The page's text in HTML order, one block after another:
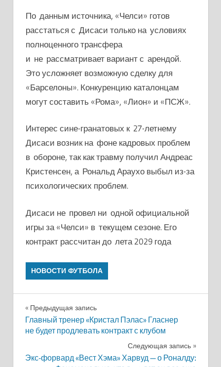
По данным источника, «Челси» готов
расстаться с Дисаси только на условиях
полноценного трансфера
и не рассматривает вариант с арендой.
Это усложняет возможную сделку для
«Барселоны». Конкуренцию каталонцам
могут составить «Рома», «Лион» и «ПСЖ».
Интерес сине-гранатовых к 27-летнему
Дисаси возник на фоне кадровых проблем
в обороне, так как травму получил Андреас
Кристенсен, а Рональд Араухо выбыл из-за
психологических проблем.
Дисаси не провел ни одной официальной
игры за «Челси» в текущем сезоне. Его
контракт рассчитан до лета 2029 года
НОВОСТИ ФУТБОЛА
Навигация
по
Предыдущая запись
Главный тренер «Кристал Пэлас» Гласнер
не будет продлевать контракт с клубом
Следующая запись
Экс-форвард «Вест Хэма» Харвуд — о Роналду: